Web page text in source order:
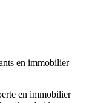
en immobilier
en immobilier